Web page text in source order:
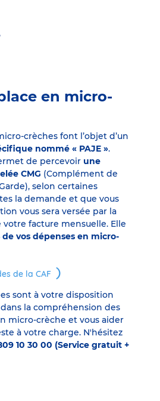
en micro-
crèches font l’objet d’un
nommé « PAJE ».
de percevoir une
CMG (Complément de
selon certaines
la demande et que vous
vous sera versée par la
facture mensuelle. Elle
de vos dépenses en micro-
de la CAF
sont à votre disposition
la compréhension des
micro-crèche et vous aider
à votre charge. N'hésitez
10 30 00 (Service gratuit +